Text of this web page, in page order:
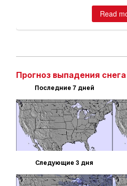
Прогноз выпадения снега
Последние 7 дней
Следующие 3 дня